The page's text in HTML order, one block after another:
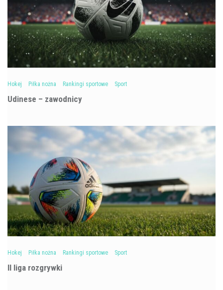
Hokej Piłka nożna Rankingi sportowe Sport
Udinese – zawodnicy
Hokej Piłka nożna Rankingi sportowe Sport
II liga rozgrywki